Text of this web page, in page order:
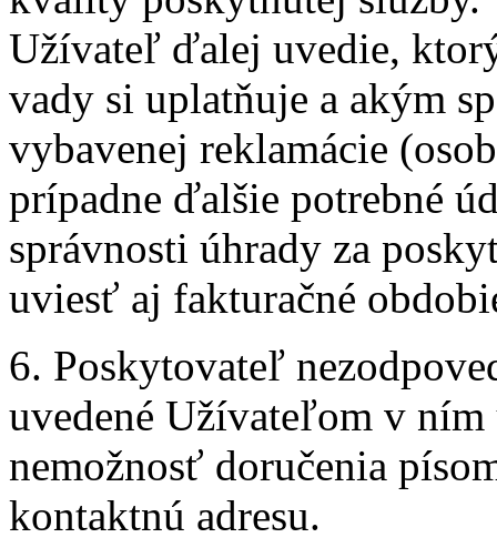
Užívateľ ďalej uvedie,
vady si uplatňuje a akým
vybavenej reklamácie
prípadne ďalšie potrebné
správnosti úhrady za
uviesť aj fakturačné
6. Poskytovateľ
uvedené Užívateľom v
nemožnosť doručenia
kontaktnú adresu.